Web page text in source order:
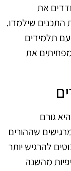
את
התכנים שילמדו.
עם תלמידים
את
גורם
שההורים
להרגיש יותר
מהשנה